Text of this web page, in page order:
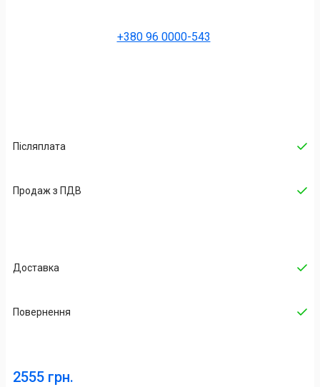
+380 96 0000-543
Післяплата
Продаж з ПДВ
Доставка
Повернення
2555 грн.